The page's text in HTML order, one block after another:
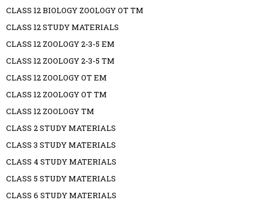
CLASS 12 BIOLOGY ZOOLOGY OT TM
CLASS 12 STUDY MATERIALS
CLASS 12 ZOOLOGY 2-3-5 EM
CLASS 12 ZOOLOGY 2-3-5 TM
CLASS 12 ZOOLOGY OT EM
CLASS 12 ZOOLOGY OT TM
CLASS 12 ZOOLOGY TM
CLASS 2 STUDY MATERIALS
CLASS 3 STUDY MATERIALS
CLASS 4 STUDY MATERIALS
CLASS 5 STUDY MATERIALS
CLASS 6 STUDY MATERIALS